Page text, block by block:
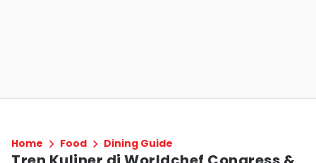
Home Food Dining Guide